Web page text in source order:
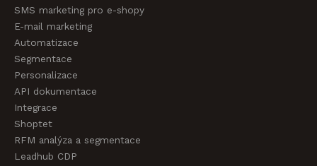
SMS marketing pro e-shopy
E-mail marketing
Automatizace
Segmentace
Personalizace
API dokumentace
Integrace
Shoptet
RFM analýza a segmentace
Leadhub CDP